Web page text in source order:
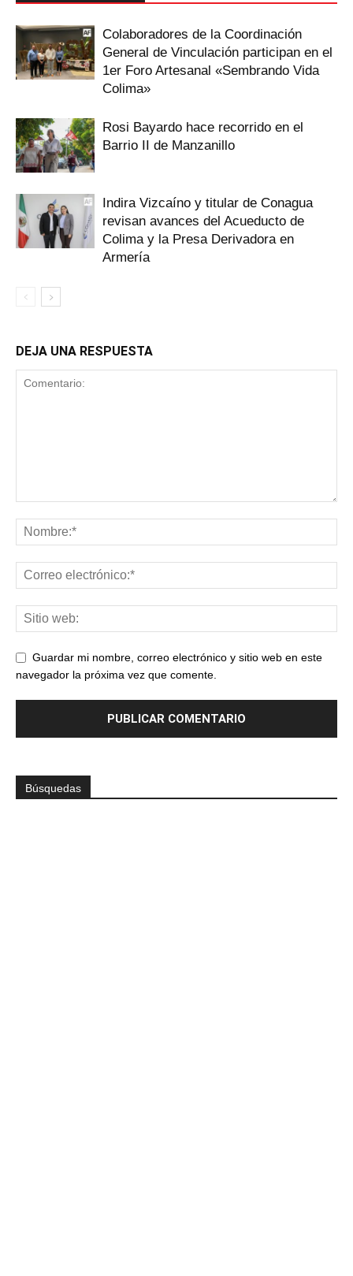
Colaboradores de la Coordinación
General de Vinculación participan en el
1er Foro Artesanal «Sembrando Vida
Colima»
Rosi Bayardo hace recorrido en el
Barrio II de Manzanillo
Indira Vizcaíno y titular de Conagua
revisan avances del Acueducto de
Colima y la Presa Derivadora en
Armería
DEJA UNA RESPUESTA
Guardar mi nombre, correo electrónico y sitio web en este
navegador la próxima vez que comente.
Búsquedas